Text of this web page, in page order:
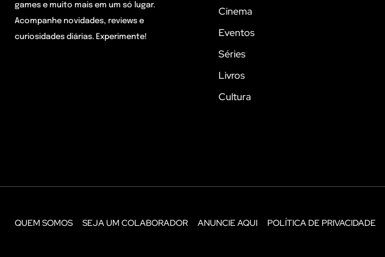
games e muito mais em um só lugar.
Acompanhe novidades, reviews e
curiosidades diárias. Experimente!
Cinema
Eventos
Séries
Livros
Cultura
QUEM SOMOS SEJA UM COLABORADOR ANUNCIE AQUI POLÍTICA DE PRIVACIDADE